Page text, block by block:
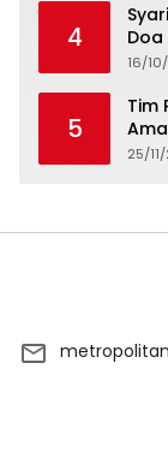
4
16/
5
Tim
25/